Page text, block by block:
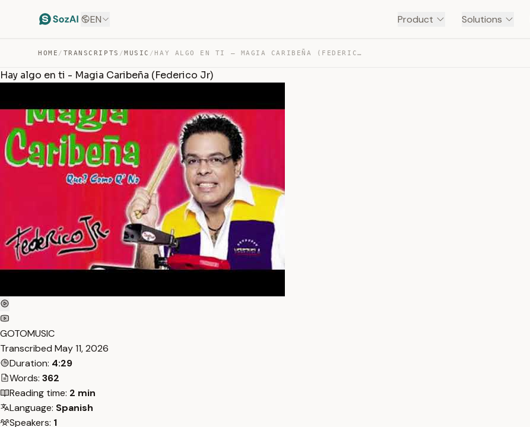
EN Product Solutions
HOME / TRANSCRIPTS /MUSIC / HAY ALGO EN TI – MAGIA CARIBEÑA (FEDERICO JR) — TRANSCRIPT
Hay algo en ti - Magia Caribeña (Federico Jr)
GOTOMUSIC
Transcribed May 11, 2026
Duration: 4:29
Words: 362
Reading time: 2 min
Language: Spanish
Speakers: 1